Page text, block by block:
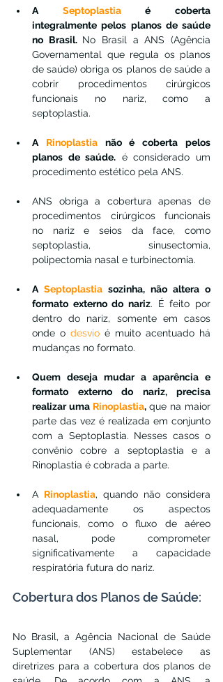
A Septoplastia é coberta
integralmente pelos planos de saúde
no Brasil. No Brasil a ANS (Agência
Governamental que regula os planos
de saúde) obriga os planos de saúde a
cobrir procedimentos cirúrgicos
funcionais no nariz, como a
septoplastia.
A Rinoplastia não é coberta pelos
planos de saúde. é considerado um
procedimento estético pela ANS.
ANS obriga a cobertura apenas de
procedimentos cirúrgicos funcionais
no nariz e seios da face, como
septoplastia, sinusectomia,
polipectomia nasal e turbinectomia.
A Septoplastia sozinha, não altera o
formato externo do nariz. É feito por
dentro do nariz, somente em casos
onde o desvio é muito acentuado há
mudanças no formato.
Quem deseja mudar a aparência e
formato externo do nariz, precisa
realizar uma Rinoplastia, que na maior
parte das vez é realizada em conjunto
com a Septoplastia. Nesses casos o
convênio cobre a septoplastia e a
Rinoplastia é cobrada a parte.
A Rinoplastia, quando não considera
adequadamente os aspectos
funcionais, como o fluxo de aéreo
nasal, pode comprometer
significativamente a capacidade
respiratória futura do nariz.
Cobertura dos Planos de Saúde:
No Brasil, a Agência Nacional de Saúde
Suplementar (ANS) estabelece as
diretrizes para a cobertura dos planos de